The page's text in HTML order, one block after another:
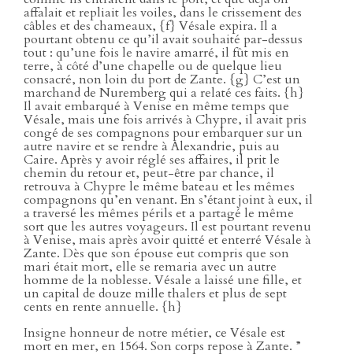
affalait et repliait les voiles, dans le crissement des
câbles et des chameaux, {f} Vésale expira. Il a
pourtant obtenu ce qu’il avait souhaité par-dessus
tout : qu’une fois le navire amarré, il fût mis en
terre, à côté d’une chapelle ou de quelque lieu
consacré, non loin du port de Zante. {g} C’est un
marchand de Nuremberg qui a relaté ces faits. {h}
Il avait embarqué à Venise en même temps que
Vésale, mais une fois arrivés à Chypre, il avait pris
congé de ses compagnons pour embarquer sur un
autre navire et se rendre à Alexandrie, puis au
Caire. Après y avoir réglé ses affaires, il prit le
chemin du retour et, peut-être par chance, il
retrouva à Chypre le même bateau et les mêmes
compagnons qu’en venant. En s’étant joint à eux, il
a traversé les mêmes périls et a partagé le même
sort que les autres voyageurs. Il est pourtant revenu
à Venise, mais après avoir quitté et enterré Vésale à
Zante. Dès que son épouse eut compris que son
mari était mort, elle se remaria avec un autre
homme de la noblesse. Vésale a laissé une fille, et
un capital de douze mille thalers et plus de sept
cents en rente annuelle. {h}
Insigne honneur de notre métier, ce Vésale est
mort en mer, en 1564. Son corps repose à Zante. ”